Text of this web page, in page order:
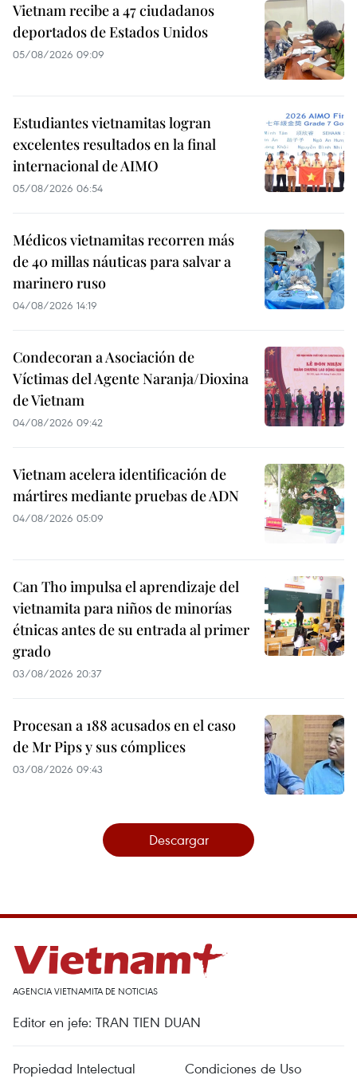
Vietnam recibe a 47 ciudadanos
deportados de Estados Unidos
05/08/2026 09:09
Estudiantes vietnamitas logran
excelentes resultados en la final
internacional de AIMO
05/08/2026 06:54
Médicos vietnamitas recorren más
de 40 millas náuticas para salvar a
marinero ruso
04/08/2026 14:19
Condecoran a Asociación de
Víctimas del Agente Naranja/Dioxina
de Vietnam
04/08/2026 09:42
Vietnam acelera identificación de
mártires mediante pruebas de ADN
04/08/2026 05:09
Can Tho impulsa el aprendizaje del
vietnamita para niños de minorías
étnicas antes de su entrada al primer
grado
03/08/2026 20:37
Procesan a 188 acusados en el caso
de Mr Pips y sus cómplices
03/08/2026 09:43
Descargar
AGENCIA VIETNAMITA DE NOTICIAS
Editor en jefe: TRAN TIEN DUAN
Propiedad Intelectual Condiciones de Uso